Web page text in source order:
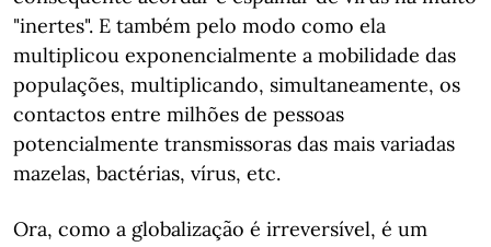
"inertes". E também pelo modo como ela
multiplicou exponencialmente a mobilidade das
populações, multiplicando, simultaneamente, os
contactos entre milhões de pessoas
potencialmente transmissoras das mais variadas
mazelas, bactérias, vírus, etc.
Ora, como a globalização é irreversível, é um